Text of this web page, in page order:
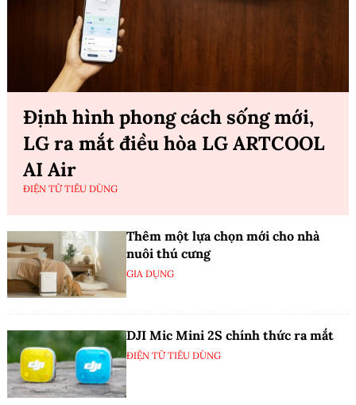
Định hình phong cách sống mới,
LG ra mắt điều hòa LG ARTCOOL
AI Air
ĐIỆN TỬ TIÊU DÙNG
Thêm một lựa chọn mới cho nhà
nuôi thú cưng
GIA DỤNG
DJI Mic Mini 2S chính thức ra mắt
ĐIỆN TỬ TIÊU DÙNG